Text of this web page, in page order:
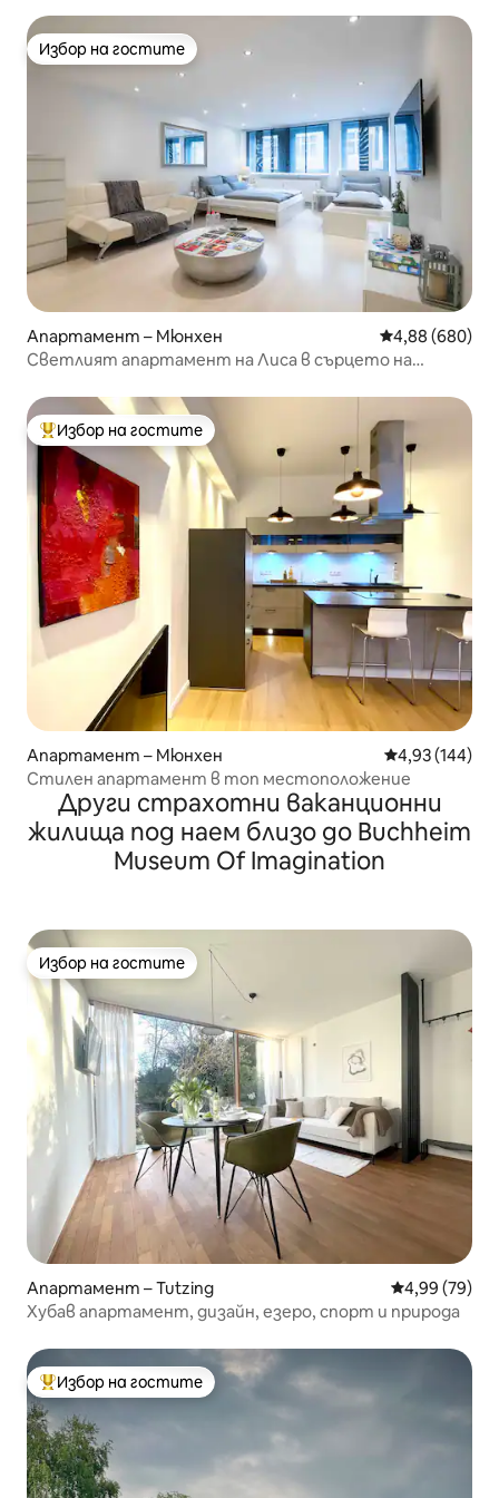
Избор на гостите
Избор на гостите
Апартамент – Мюнхен Средна
4,88 (680)
Светлият апартамент на Лиса в сърцето на
Най-популярен избор на гостите
Избор на гостите
Апартамент – Мюнхен Средна
4,93 (144)
Стилен апартамент в топ местоположение
Други страхотни ваканционни
жилища под наем близо до Buchheim
Museum Of Imagination
Избор на гостите
Избор на гостите
Апартамент – Tutzing Средна
4,99 (79)
Хубав апартамент, дизайн, езеро, спорт и природа
Най-популярен избор на гостите
Избор на гостите